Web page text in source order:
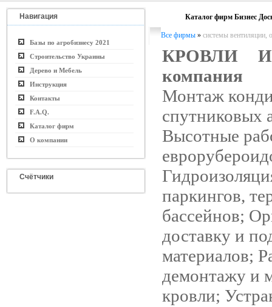
Навигация
Базы по агробизнесу 2021
Строительство Украины
Дерево и Мебель
Инструкция
Контакты
F.A.Q.
Каталог фирм
О компании
Счётчики
Каталог фирм Бизнес
Все фирмы » системы вентиляции,
КРОВЛИ
компания
Монтаж
спутниковых
Высотные
паркингов,
бассейнов;
доставку и
материалов;
демонтажу и
кровли;